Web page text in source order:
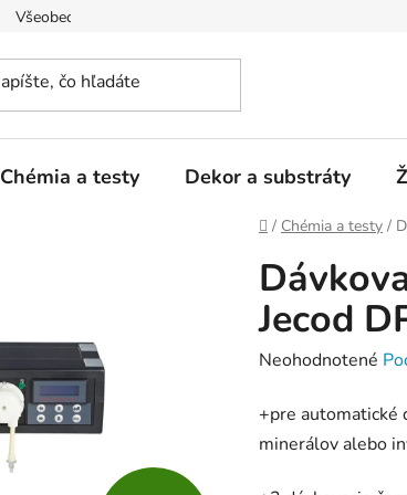
Všeobecné obchodné podmienky a dodacie podmienky
Chémia a testy Dekor a substráty
Domov
/ Chémia a testy /
Jecod
Priemerné
produktu
je
Neohodnotené
+pre automatické
minerálov alebo